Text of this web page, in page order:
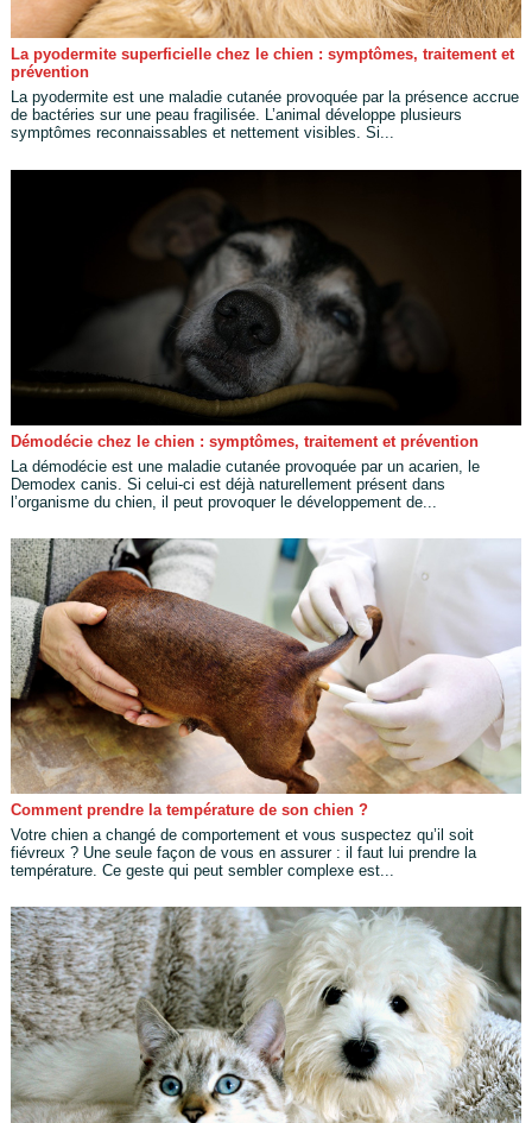
La pyodermite superficielle chez le chien : symptômes, traitement et
prévention
La pyodermite est une maladie cutanée provoquée par la présence accrue
de bactéries sur une peau fragilisée. L’animal développe plusieurs
symptômes reconnaissables et nettement visibles. Si...
Démodécie chez le chien : symptômes, traitement et prévention
La démodécie est une maladie cutanée provoquée par un acarien, le
Demodex canis. Si celui-ci est déjà naturellement présent dans
l’organisme du chien, il peut provoquer le développement de...
Comment prendre la température de son chien ?
Votre chien a changé de comportement et vous suspectez qu’il soit
fiévreux ? Une seule façon de vous en assurer : il faut lui prendre la
température. Ce geste qui peut sembler complexe est...